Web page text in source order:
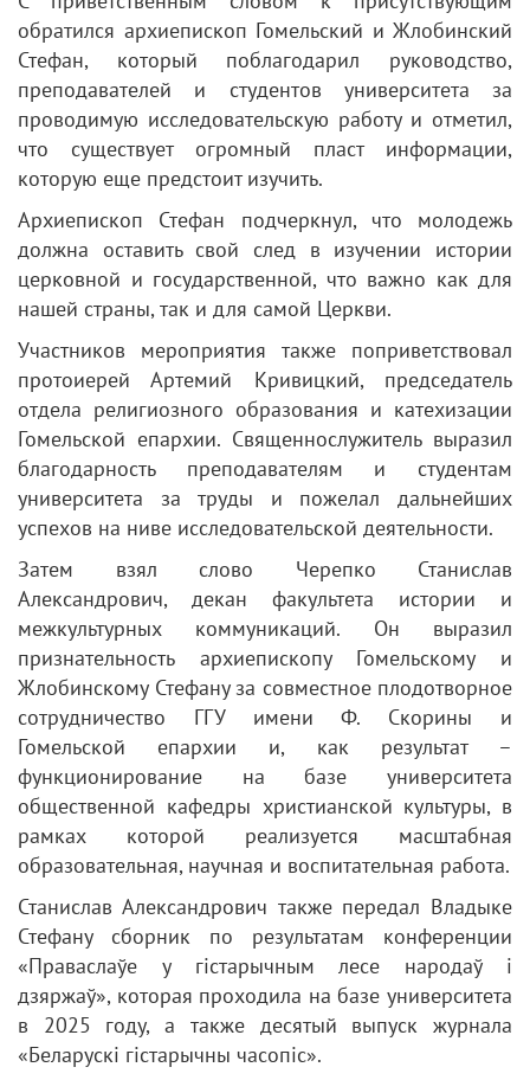
обратился архиепископ Гомельский и Жлобинский
Стефан, который поблагодарил руководство,
преподавателей и студентов университета за
проводимую исследовательскую работу и отметил,
что существует огромный пласт информации,
которую еще предстоит изучить.
Архиепископ Стефан подчеркнул, что молодежь
должна оставить свой след в изучении истории
церковной и государственной, что важно как для
нашей страны, так и для самой Церкви.
Участников мероприятия также поприветствовал
протоиерей Артемий Кривицкий, председатель
отдела религиозного образования и катехизации
Гомельской епархии. Священнослужитель выразил
благодарность преподавателям и студентам
университета за труды и пожелал дальнейших
успехов на ниве исследовательской деятельности.
Затем взял слово Черепко Станислав
Александрович, декан факультета истории и
межкультурных коммуникаций. Он выразил
признательность архиепископу Гомельскому и
Жлобинскому Стефану за совместное плодотворное
сотрудничество ГГУ имени Ф. Скорины и
Гомельской епархии и, как результат –
функционирование на базе университета
общественной кафедры христианской культуры, в
рамках которой реализуется масштабная
образовательная, научная и воспитательная работа.
Станислав Александрович также передал Владыке
Стефану сборник по результатам конференции
«Праваслаўе у гiстарычным лесе народаў i
дзяржаў», которая проходила на базе университета
в 2025 году, а также десятый выпуск журнала
«Беларускi гiстарычны часопiс».